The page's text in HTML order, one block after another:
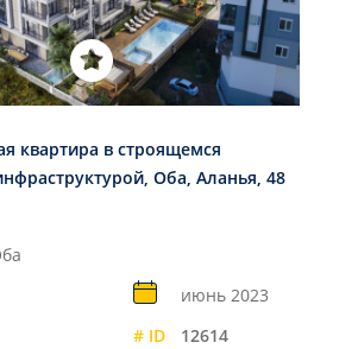
квартира в строящемся
Оба, Аланья, 48
июнь 2023
# ID 12614